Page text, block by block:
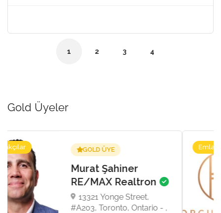
1 2 3 4
Gold Üyeler
Emlakçılar GOLD ÜYE
Topcu & Dalan
Homes
8 Sampson Mews, Suite
201, Toronto, Toronto,